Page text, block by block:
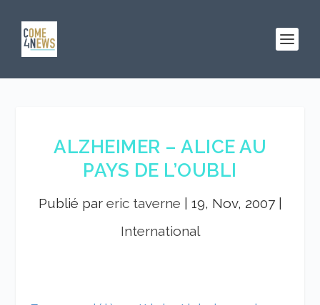
ALZHEIMER – ALICE AU
PAYS DE L’OUBLI
Publié par eric taverne 19, Nov, 2007|
International